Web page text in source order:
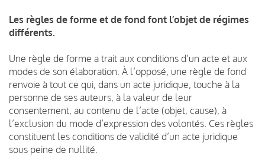
Les règles de forme et de fond font l’objet de régimes
différents.
Une règle de forme a trait aux conditions d’un acte et aux
modes de son élaboration. À l’opposé, une règle de fond
renvoie à tout ce qui, dans un acte juridique, touche à la
personne de ses auteurs, à la valeur de leur
consentement, au contenu de l’acte (objet, cause), à
l’exclusion du mode d’expression des volontés. Ces règles
constituent les conditions de validité d’un acte juridique
sous peine de nullité.